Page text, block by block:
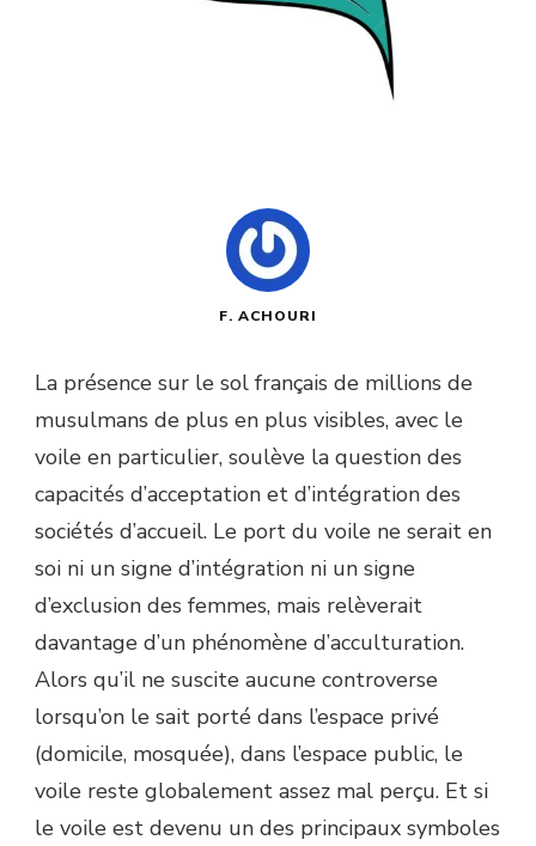
F. ACHOURI
La présence sur le sol français de millions de
musulmans de plus en plus visibles, avec le
voile en particulier, soulève la question des
capacités d’acceptation et d’intégration des
sociétés d’accueil. Le port du voile ne serait en
soi ni un signe d’intégration ni un signe
d’exclusion des femmes, mais relèverait
davantage d’un phénomène d’acculturation.
Alors qu’il ne suscite aucune controverse
lorsqu’on le sait porté dans l’espace privé
(domicile, mosquée), dans l’espace public, le
voile reste globalement assez mal perçu. Et si
le voile est devenu un des principaux symboles